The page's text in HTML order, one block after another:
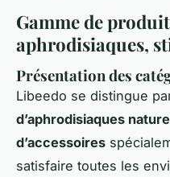
Gamme de
aphrodisiaques,
Présentation des
Libeedo se distingue
d’aphrodisiaques
d’accessoires
satisfaire toutes les